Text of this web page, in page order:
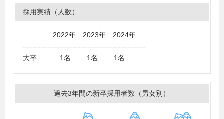
足利短期大学
採用実績（人数）
2022年 2023年 2024年
-------------------------------------------------
大卒 1名 1名 1名
過去3年間の新卒採用者数（男女別）